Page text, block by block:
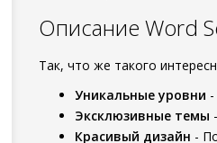
Описание Word
Так, что же такого
Уникальные уровни
Эксклюзивные темы
Красивый дизайн -